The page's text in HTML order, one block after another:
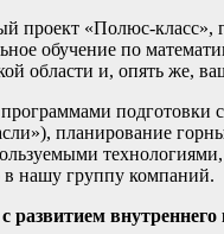
проект «Полюс-
обучение по
области и, опять же,
планирование
в нашу группу компаний.
внутреннего